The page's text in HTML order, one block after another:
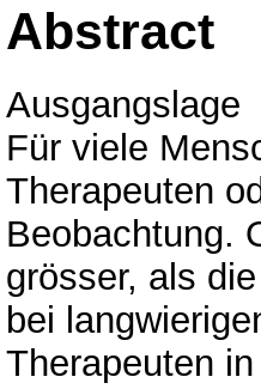
Abstract
Ausgangslage
Für viele
Therapeuten
Beobachtung.
grösser, als
bei
Therapeuten